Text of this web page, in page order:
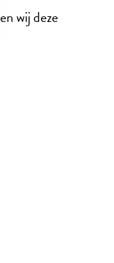
wij deze